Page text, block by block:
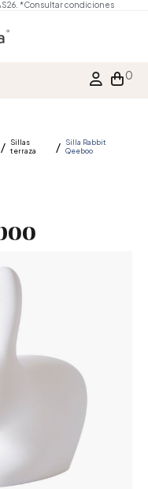
*Consultar condiciones
0
Sillas
terraza
Silla Rabbit
Qeeboo